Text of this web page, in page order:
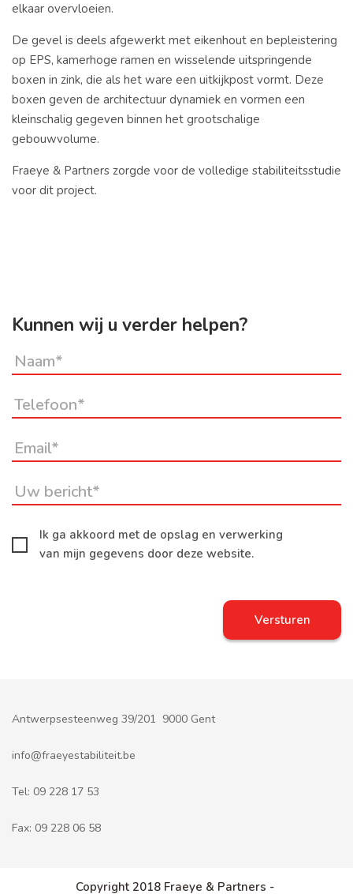
elkaar overvloeien.
De gevel is deels afgewerkt met eikenhout en bepleistering
op EPS, kamerhoge ramen en wisselende uitspringende
boxen in zink, die als het ware een uitkijkpost vormt. Deze
boxen geven de architectuur dynamiek en vormen een
kleinschalig gegeven binnen het grootschalige
gebouwvolume.
Fraeye & Partners zorgde voor de volledige stabiliteitsstudie
voor dit project.
Kunnen wij u verder helpen?
Ik ga akkoord met de opslag en verwerking
van mijn gegevens door deze website.
Antwerpsesteenweg 39/201 9000 Gent
info@fraeyestabiliteit.be
Tel: 09 228 17 53
Fax: 09 228 06 58
Copyright 2018 Fraeye & Partners -